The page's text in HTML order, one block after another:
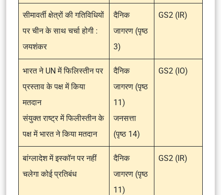
सीमावर्ती क्षेत्रों की गतिविधियों
पर चीन के साथ चर्चा होगी :
जयशंकर
दैनिक
जागरण (पृष्ठ
3)
GS2 (IR)
भारत ने UN में फिलिस्तीन पर
प्रस्ताव के पक्ष में किया
मतदान
संयुक्त राष्ट्र में फिलीस्तीन के
पक्ष में भारत ने किया मतदान
दैनिक
जागरण (पृष्ठ
11)
जनसत्ता
(पृष्ठ 14)
GS2 (IO)
बांग्लादेश में इस्कॉन पर नहीं
चलेगा कोई प्रतिबंध
दैनिक
जागरण (पृष्ठ
11)
GS2 (IR)